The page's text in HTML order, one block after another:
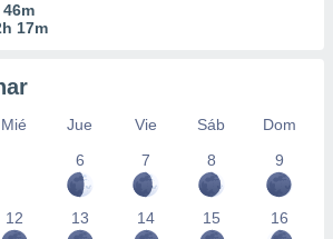
46m
17m
Mié Jue Vie Sáb
Dom
6
7 8 9
12 13 14 15 16